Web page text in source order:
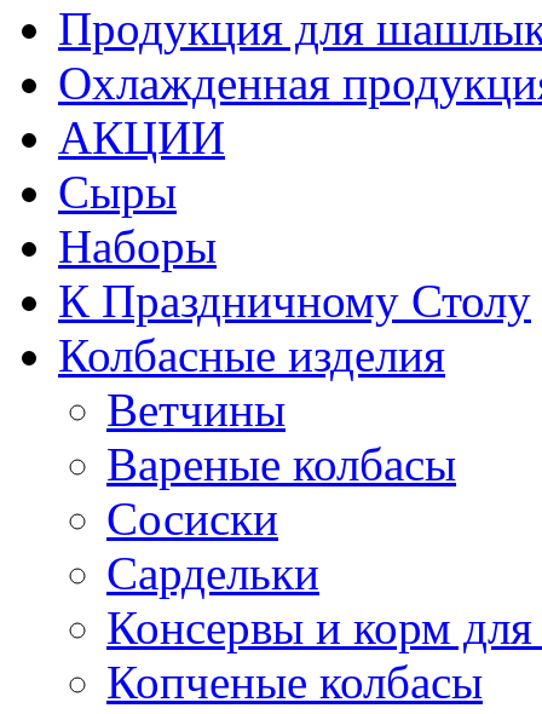
Продукция для
Охлажденная
АКЦИИ
Сыры
Наборы
К Праздничному Столу
Колбасные изделия
Ветчины
Вареные колбасы
Сосиски
Сардельки
Консервы и корм
Копченые колбасы